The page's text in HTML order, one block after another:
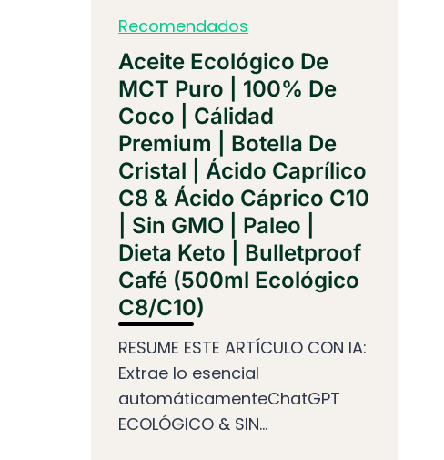
Recomendados
Aceite Ecológico De
MCT Puro | 100% De
Coco | Cálidad
Premium | Botella De
Cristal | Ácido Caprílico
C8 & Ácido Cáprico C10
| Sin GMO | Paleo |
Dieta Keto | Bulletproof
Café (500ml Ecológico
C8/C10)
RESUME ESTE ARTÍCULO CON IA:
Extrae lo esencial
automáticamenteChatGPT
ECOLÓGICO & SIN...